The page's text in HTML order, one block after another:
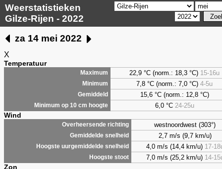
Weerstatistieken
Gilze-Rijen - 2022
za 14 mei 2022
X
Temperatuur
Maximum 22,9 °C (norm.: 18,3 °C) 15-16u
Minimum 7,8 °C (norm.: 7,0 °C) 4-5u
Gemiddeld 15,6 °C (norm.: 12,8 °C)
Minimum op 10 cm hoogte 6,0°C 24-25u
Wind
Overheersende richting westnoordwest (303°)
Gemiddelde snelheid 2,7 m/s (9,7 km/u)
Hoogste uurgemiddelde snelheid 4,0 m/s (14,4 km/u) 17-
Hoogste stoot 7,0 m/s (25,2 km/u) 14-
Zon